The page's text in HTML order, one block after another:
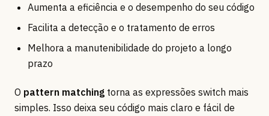
Aumenta a eficiência e o desempenho do seu código
Facilita a detecção e o tratamento de erros
Melhora a manutenibilidade do projeto a longo
prazo
O pattern matching torna as expressões switch mais
simples. Isso deixa seu código mais claro e fácil de